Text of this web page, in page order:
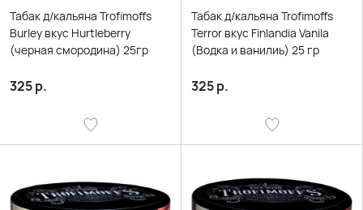
Табак д/кальяна Trofimoffs
Burley вкус Hurtleberry
(черная смородина) 25гр
325р.
Табак д/кальяна Trofimoffs
Terror вкус Finlandia Vanila
(Водка и ванилиь) 25 гр
325р.